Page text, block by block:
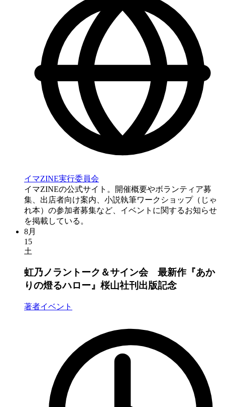
イマZINE実行委員会
イマZINEの公式サイト。開催概要やボランティア募
集、出店者向け案内、小説執筆ワークショップ（じゃ
れ本）の参加者募集など、イベントに関するお知らせ
を掲載している。
8月
15
土
虹乃ノラントーク＆サイン会 最新作『あか
りの燈るハロー』桜山社刊出版記念
著者イベント